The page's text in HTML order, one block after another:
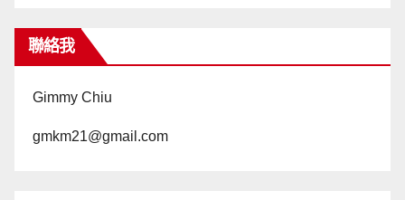
聯絡我
Gimmy Chiu
gmkm21@gmail.com